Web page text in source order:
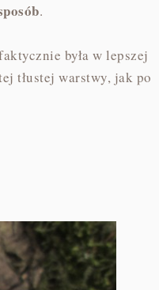
.
była w lepszej
tłustej warstwy, jak po